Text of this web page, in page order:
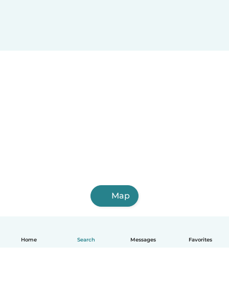
Home Search Messages Favorites
Map